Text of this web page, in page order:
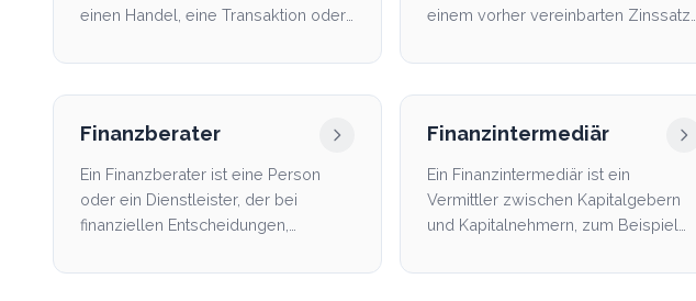
einen Handel, eine Transaktion oder
einem vorher vereinbarten Zinssatz
Finanzberater
Ein Finanzberater ist eine Person
oder ein Dienstleister, der bei
finanziellen Entscheidungen,
Finanzintermediär
Ein Finanzintermediär ist ein
Vermittler zwischen Kapitalgebern
und Kapitalnehmern, zum Beispiel